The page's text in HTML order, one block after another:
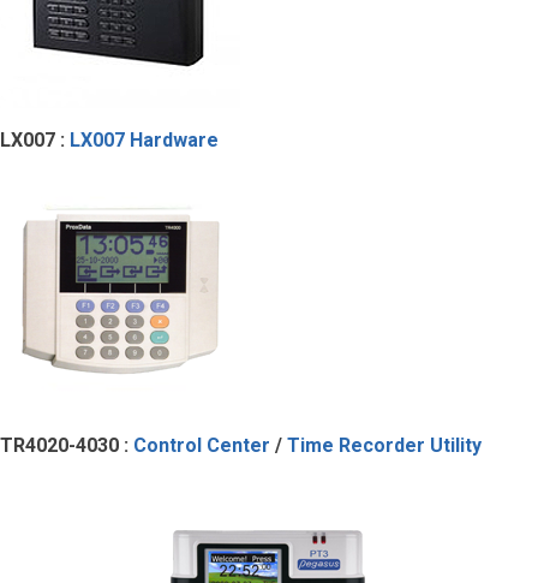
LX007 : LX007 Hardware
TR4020-4030 : Control Center / Time Recorder Utility